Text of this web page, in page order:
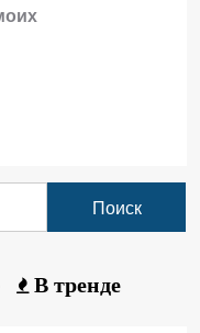
В тренде